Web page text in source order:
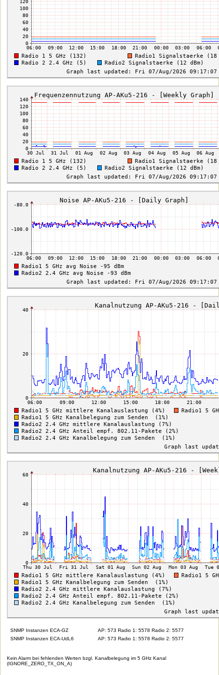
SNMP Instanzen ECA-GZ
AP: 573 Radio 1: 5578 Radio 2: 5577
SNMP Instanzen ECA-UdL6
AP: 573 Radio 1: 5578 Radio 2: 5577
Kein Alarm bei fehlenden Werten bzgl. Kanalbelegung im 5 GHz Kanal
(IGNORE_ZERO_TX_ON_A)